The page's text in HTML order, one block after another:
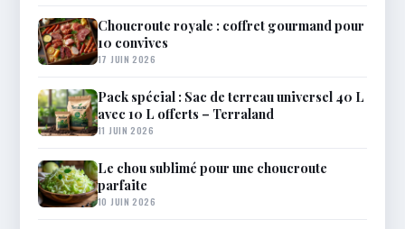
Choucroute royale : coffret gourmand pour
10 convives
17 JUIN 2026
Pack spécial : Sac de terreau universel 40 L
avec 10 L offerts – Terraland
11 JUIN 2026
Le chou sublimé pour une choucroute
parfaite
10 JUIN 2026